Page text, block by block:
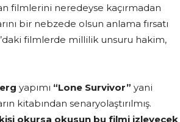
filmlerini neredeyse kaçırmadan
bir nebzede olsun anlama fırsatı
filmlerde millilik unsuru hakim,
yapımı “Lone Survivor” yani
kitabından senaryolaştırılmış.
okursa okusun bu filmi izleyecek